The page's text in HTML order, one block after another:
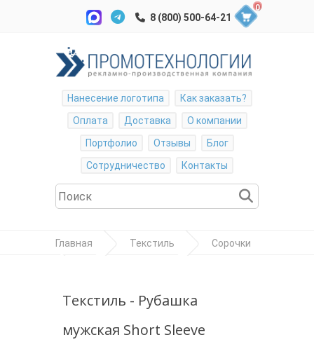
0
Нанесение логотипа
Как заказать?
Оплата
Доставка
О компании
Портфолио
Отзывы
Блог
Сотрудничество
Контакты
Главная Текстиль Сорочки
Shirt"
Текстиль - Рубашка
мужская Short Sleeve